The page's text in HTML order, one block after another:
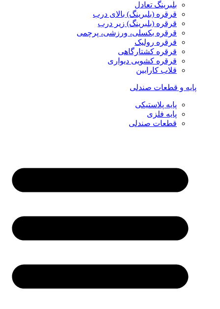
بلبرینگ تعادل
قرقره (بلبرینگ) بالای درب
قرقره (بلبرینگ) زیر درب
قرقره بکسلی، ورزشی، پرچمی
قرقره رولیک
قرقره کشتارگاهی
قرقره کشویی دیواری
قلاب کارابین
پایه و قطعات صندلی
پایه پلاستیکی
پایه فلزی
قطعات صندلی